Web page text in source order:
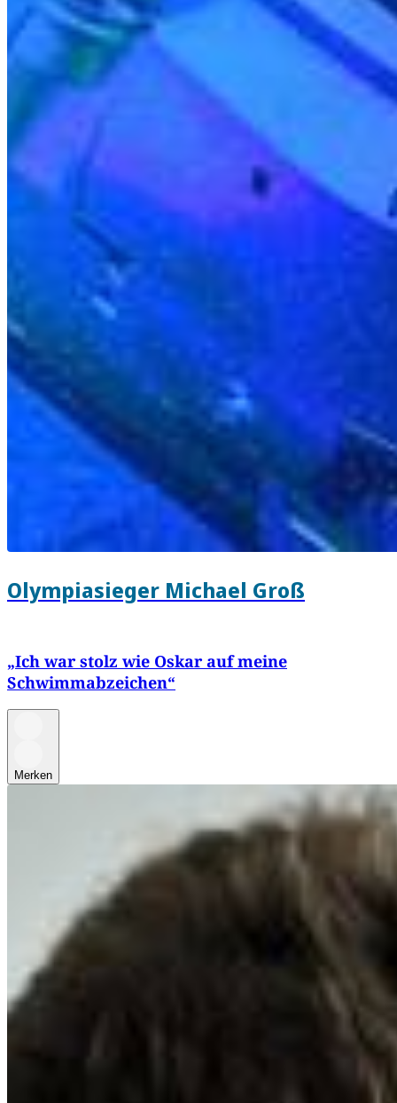
Olympiasieger Michael Groß
„Ich war stolz wie Oskar auf meine
Schwimmabzeichen“
Merken